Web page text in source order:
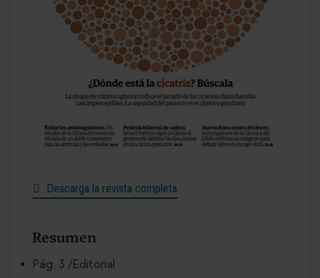
Descarga la revista completa
Resumen
Pág. 3 /Editorial